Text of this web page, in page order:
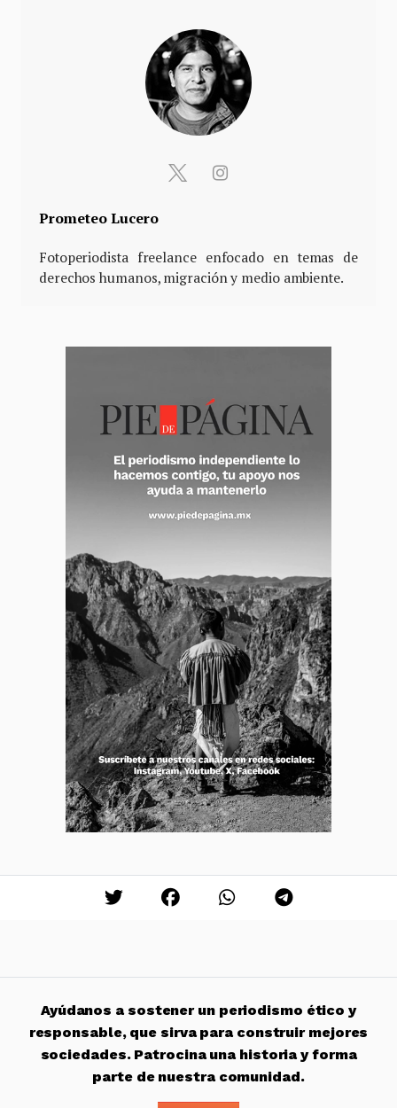
Prometeo Lucero
Fotoperiodista freelance enfocado en temas de
derechos humanos, migración y medio ambiente.
Ayúdanos a sostener un periodismo ético y
responsable, que sirva para construir mejores
sociedades. Patrocina una historia y forma
parte de nuestra comunidad.